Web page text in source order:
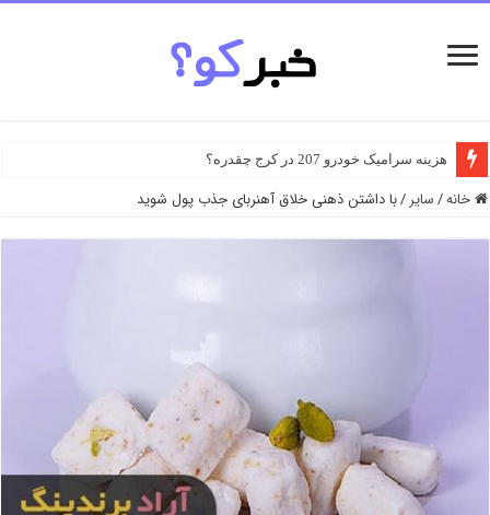
هزینه سرامیک خودرو 207 در کرج چقدره؟
معرفی بهترین شرایط و مناطق برای خرید زمین دماوند
خانه/سایر /با داشتن ذهنی خلاق آهنربای جذب پول شوید